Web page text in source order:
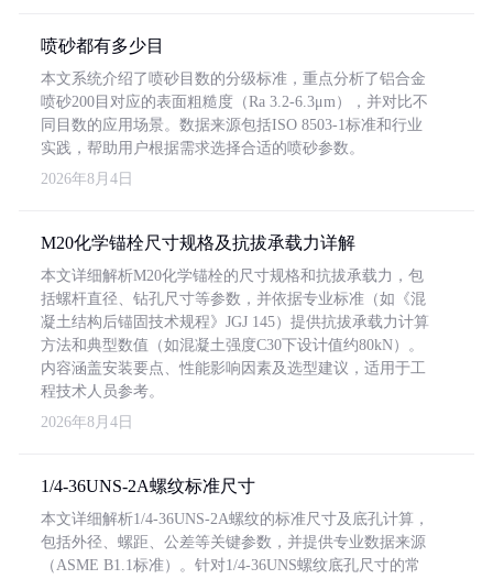
喷砂都有多少目
本文系统介绍了喷砂目数的分级标准，重点分析了铝合金
喷砂200目对应的表面粗糙度（Ra 3.2-6.3μm），并对比不
同目数的应用场景。数据来源包括ISO 8503-1标准和行业
实践，帮助用户根据需求选择合适的喷砂参数。
2026年8月4日
M20化学锚栓尺寸规格及抗拔承载力详解
本文详细解析M20化学锚栓的尺寸规格和抗拔承载力，包
括螺杆直径、钻孔尺寸等参数，并依据专业标准（如《混
凝土结构后锚固技术规程》JGJ 145）提供抗拔承载力计算
方法和典型数值（如混凝土强度C30下设计值约80kN）。
内容涵盖安装要点、性能影响因素及选型建议，适用于工
程技术人员参考。
2026年8月4日
1/4-36UNS-2A螺纹标准尺寸
本文详细解析1/4-36UNS-2A螺纹的标准尺寸及底孔计算，
包括外径、螺距、公差等关键参数，并提供专业数据来源
（ASME B1.1标准）。针对1/4-36UNS螺纹底孔尺寸的常